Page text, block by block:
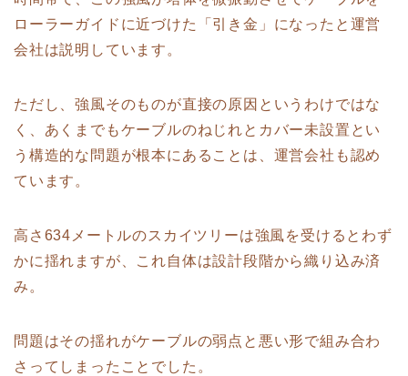
ローラーガイドに近づけた「引き金」になったと運営
会社は説明しています。
ただし、強風そのものが直接の原因というわけではな
く、あくまでもケーブルのねじれとカバー未設置とい
う構造的な問題が根本にあることは、運営会社も認め
ています。
高さ634メートルのスカイツリーは強風を受けるとわず
かに揺れますが、これ自体は設計段階から織り込み済
み。
問題はその揺れがケーブルの弱点と悪い形で組み合わ
さってしまったことでした。